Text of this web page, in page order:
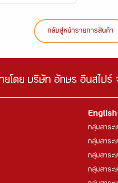
กลับสู่หน้ารายการสินค้า
ยโดย บริษัท อักษร อินสไปร์
กลุ่มสาระ
กลุ่มสาระ
กลุ่มสาระ
กลุ่มสาระ